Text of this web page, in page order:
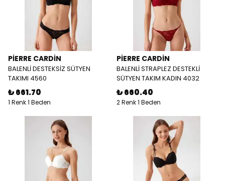
PİERRE CARDİN
BALENLİ DESTEKSİZ SÜTYEN
TAKIMI 4560
₺ 661.70
1 Renk 1 Beden
PİERRE CARDİN
BALENLİ STRAPLEZ DESTEKLİ
SÜTYEN TAKIM KADIN 4032
₺ 660.40
2 Renk 1 Beden